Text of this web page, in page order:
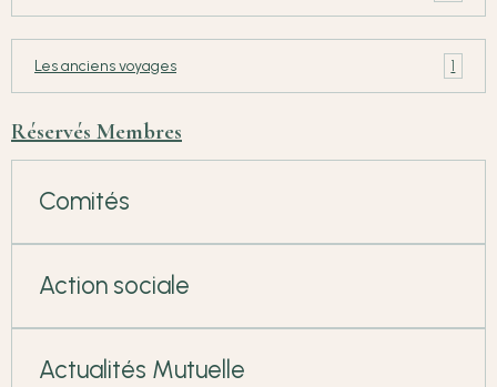
Les anciens voyages 1
Réservés Membres
Comités
Action sociale
Actualités Mutuelle